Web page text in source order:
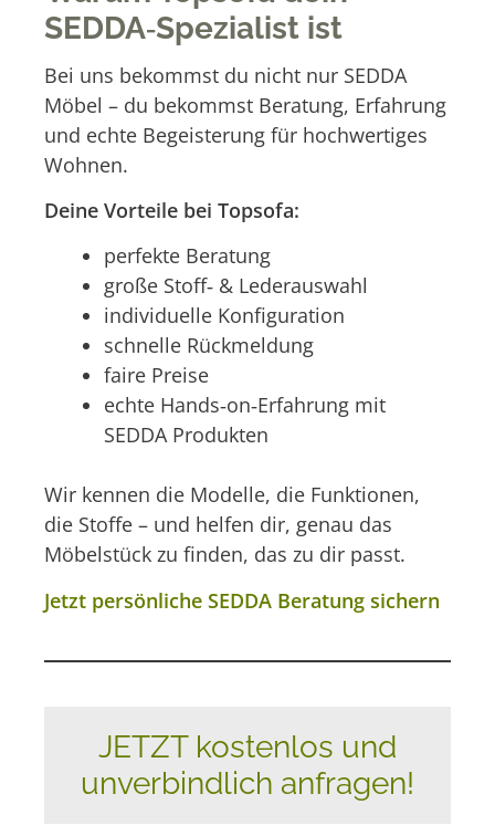
SEDDA‑Spezialist ist
Bei uns bekommst du nicht nur SEDDA
Möbel – du bekommst Beratung, Erfahrung
und echte Begeisterung für hochwertiges
Wohnen.
Deine Vorteile bei Topsofa:
perfekte Beratung
große Stoff‑ & Lederauswahl
individuelle Konfiguration
schnelle Rückmeldung
faire Preise
echte Hands‑on‑Erfahrung mit
SEDDA Produkten
Wir kennen die Modelle, die Funktionen,
die Stoffe – und helfen dir, genau das
Möbelstück zu finden, das zu dir passt.
Jetzt persönliche SEDDA Beratung sichern
JETZT kostenlos und
unverbindlich anfragen!